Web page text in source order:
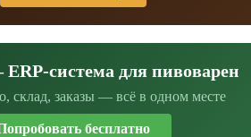
система для пивоварен
склад, заказы — всё в одном месте
бесплатно